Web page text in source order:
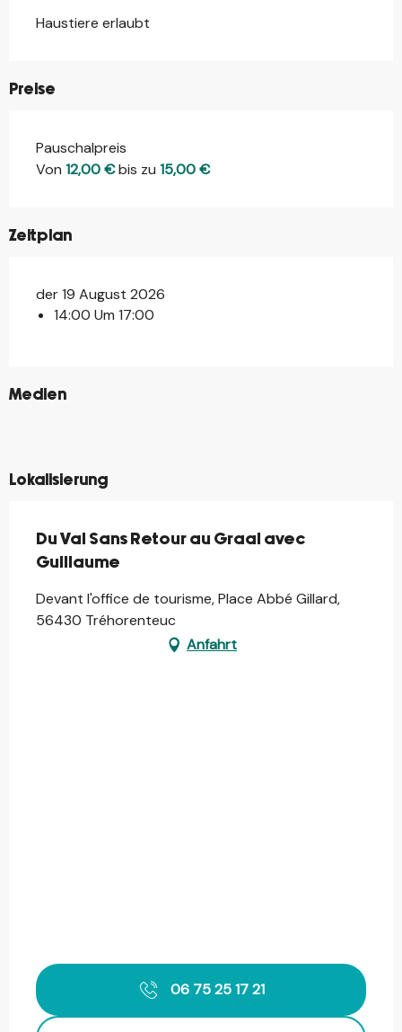
Haustiere erlaubt
Preise
Pauschalpreis
Von 12,00 €bis zu 15,00 €
Zeitplan
der 19 August 2026
14:00 Um 17:00
Medien
©
©
Lokalisierung
Du Val Sans Retour au Graal avec
Guillaume
Devant l'office de tourisme, Place Abbé Gillard,
56430 Tréhorenteuc
Anfahrt
06 75 25 17 21